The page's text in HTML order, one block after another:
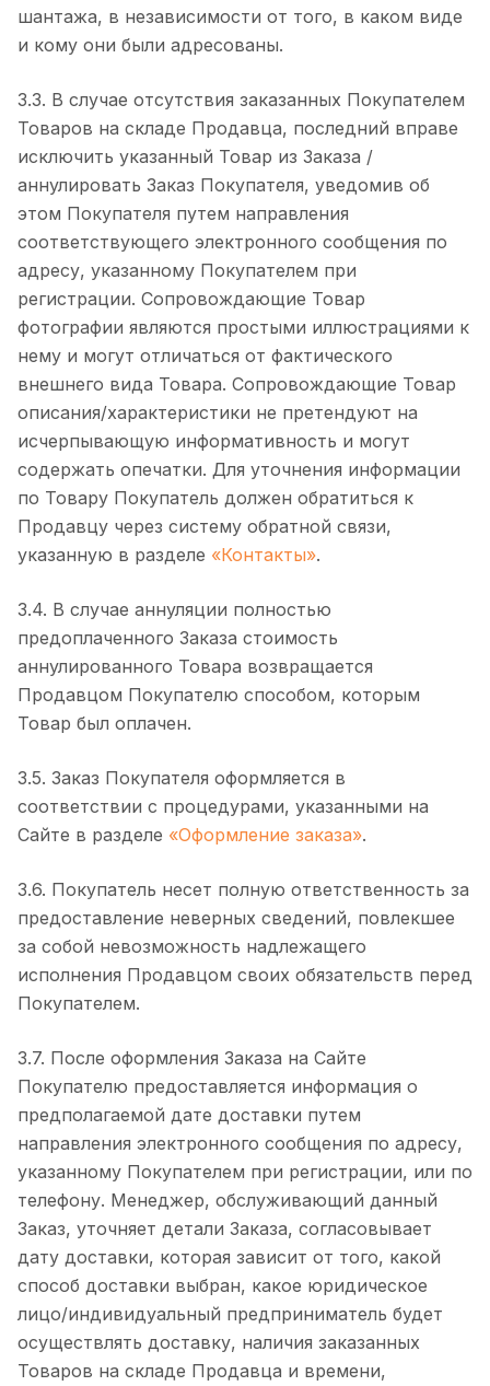
шантажа, в независимости от того, в каком виде
и кому они были адресованы.
3.3. В случае отсутствия заказанных Покупателем
Товаров на складе Продавца, последний вправе
исключить указанный Товар из Заказа /
аннулировать Заказ Покупателя, уведомив об
этом Покупателя путем направления
соответствующего электронного сообщения по
адресу, указанному Покупателем при
регистрации. Сопровождающие Товар
фотографии являются простыми иллюстрациями к
нему и могут отличаться от фактического
внешнего вида Товара. Сопровождающие Товар
описания/характеристики не претендуют на
исчерпывающую информативность и могут
содержать опечатки. Для уточнения информации
по Товару Покупатель должен обратиться к
Продавцу через систему обратной связи,
указанную в разделе «Контакты».
3.4. В случае аннуляции полностью
предоплаченного Заказа стоимость
аннулированного Товара возвращается
Продавцом Покупателю способом, которым
Товар был оплачен.
3.5. Заказ Покупателя оформляется в
соответствии с процедурами, указанными на
Сайте в разделе «Оформление заказа».
3.6. Покупатель несет полную ответственность за
предоставление неверных сведений, повлекшее
за собой невозможность надлежащего
исполнения Продавцом своих обязательств перед
Покупателем.
3.7. После оформления Заказа на Сайте
Покупателю предоставляется информация о
предполагаемой дате доставки путем
направления электронного сообщения по адресу,
указанному Покупателем при регистрации, или по
телефону. Менеджер, обслуживающий данный
Заказ, уточняет детали Заказа, согласовывает
дату доставки, которая зависит от того, какой
способ доставки выбран, какое юридическое
лицо/индивидуальный предприниматель будет
осуществлять доставку, наличия заказанных
Товаров на складе Продавца и времени,